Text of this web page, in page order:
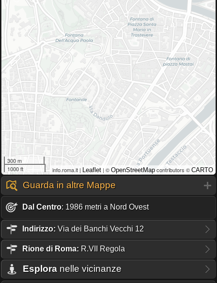
300 m
1000 ft
info.roma.it | Leaflet | © OpenStreetMap contributors © CARTO
Guarda in altre Mappe
Dal Centro: 1986 metri a Nord Ovest
Indirizzo: Via dei Banchi Vecchi 12
Rione di Roma: R.VII Regola
Esplora nelle vicinanze